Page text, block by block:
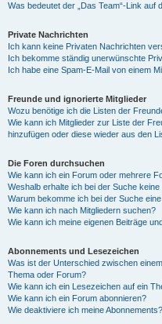
Was bedeutet der „Das Team“-Link auf
Private Nachrichten
Ich kann keine Privaten Nachrichten
Ich bekomme ständig unerwünschte
Ich habe eine Spam-E-Mail von einem
Freunde und ignorierte Mitglieder
Wozu benötige ich die Listen der
Wie kann ich Mitglieder zur Liste der
hinzufügen oder diese wieder aus den
Die Foren durchsuchen
Wie kann ich ein Forum oder mehrere
Weshalb erhalte ich bei der Suche
Warum bekomme ich bei der Suche
Wie kann ich nach Mitgliedern suchen?
Wie kann ich meine eigenen Beiträge
Abonnements und Lesezeichen
Was ist der Unterschied zwischen
Thema oder Forum?
Wie kann ich ein Lesezeichen auf ein
Wie kann ich ein Forum abonnieren?
Wie deaktiviere ich meine Abonnements?